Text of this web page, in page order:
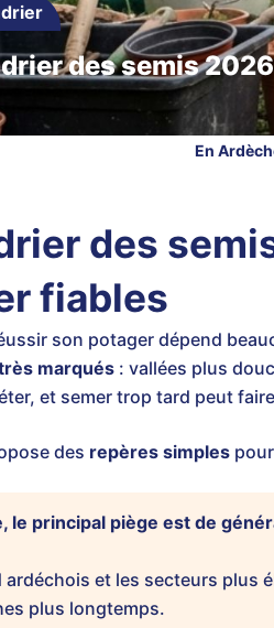
des semis
En
des
fiables
son potager dépend
marqués : vallées plus
et semer trop tard peut
des repères simples pour
le principal piège est de
ardéchois et les secteurs plus
plus longtemps.